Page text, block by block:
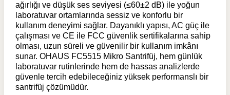
ağırlığı ve düşük ses seviyesi (≤60±2 dB) ile yoğun
laboratuvar ortamlarında sessiz ve konforlu bir
kullanım deneyimi sağlar. Dayanıklı yapısı, AC güç ile
çalışması ve CE ile FCC güvenlik sertifikalarına sahip
olması, uzun süreli ve güvenilir bir kullanım imkânı
sunar. OHAUS FC5515 Mikro Santrifüj, hem günlük
laboratuvar rutinlerinde hem de hassas analizlerde
güvenle tercih edebileceğiniz yüksek performanslı bir
santrifüj çözümüdür.